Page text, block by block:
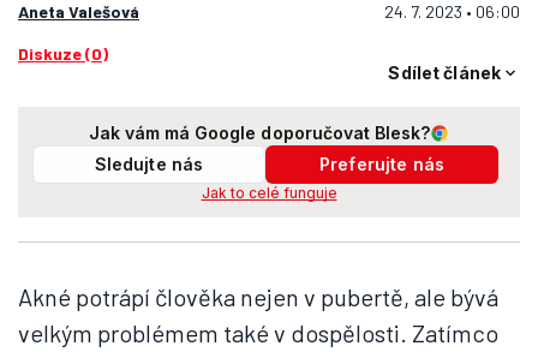
Aneta Valešová 24. 7. 2023 • 06:00
Diskuze (0)
Sdílet článek
Jak vám má Google doporučovat Blesk?
Sledujte nás
Preferujte nás
Jak to celé funguje
Akné potrápí člověka nejen v pubertě, ale bývá
velkým problémem také v dospělosti. Zatímco